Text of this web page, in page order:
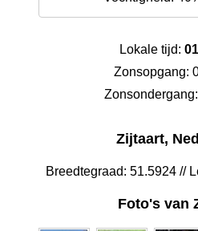
Lokale tijd:
Zonsopgang:
Zijtaart,
Breedtegraad: 51.5924 //
Foto's van